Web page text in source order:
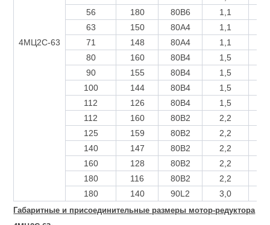
4МЦ2С-63
56
180 80B6 1,1
63
150 80A4 1,1
71
148 80A4 1,1
80
160 80B4 1,5
90
155 80B4 1,5
100
144 80B4 1,5
112
126 80B4 1,5
112
160 80B2 2,2
125
159 80B2 2,2
140
147 80B2 2,2
160
128 80B2 2,2
180
116 80B2 2,2
180
140 90L2 3,0
Габаритные и присоединительные размеры мотор-редуктора